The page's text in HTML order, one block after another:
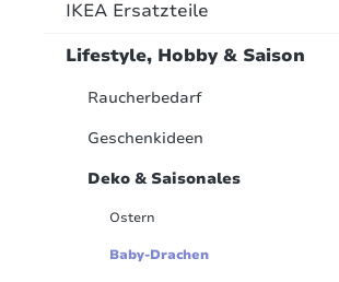
IKEA Ersatzteile
Lifestyle, Hobby & Saison
Raucherbedarf
Geschenkideen
Deko & Saisonales
Ostern
Baby-Drachen